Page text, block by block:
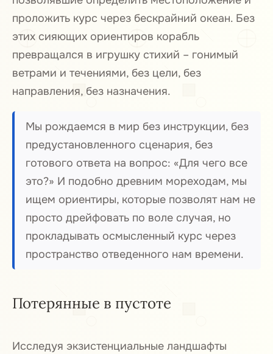
проложить курс через бескрайний океан. Без
этих сияющих ориентиров корабль
превращался в игрушку стихий – гонимый
ветрами и течениями, без цели, без
направления, без назначения.
Мы рождаемся в мир без инструкции, без
предустановленного сценария, без
готового ответа на вопрос: «Для чего все
это?» И подобно древним мореходам, мы
ищем ориентиры, которые позволят нам не
просто дрейфовать по воле случая, но
прокладывать осмысленный курс через
пространство отведенного нам времени.
Потерянные в пустоте
Исследуя экзистенциальные ландшафты